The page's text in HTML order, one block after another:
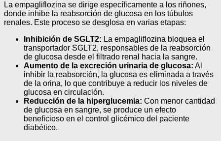
La empagliflozina se dirige específicamente a los riñones,
donde inhibe la reabsorción de glucosa en los túbulos
renales. Este proceso se desglosa en varias etapas:
Inhibición de SGLT2: La empagliflozina bloquea el
transportador SGLT2, responsables de la reabsorción
de glucosa desde el filtrado renal hacia la sangre.
Aumento de la excreción urinaria de glucosa: Al
inhibir la reabsorción, la glucosa es eliminada a través
de la orina, lo que contribuye a reducir los niveles de
glucosa en circulación.
Reducción de la hiperglucemia: Con menor cantidad
de glucosa en sangre, se produce un efecto
beneficioso en el control glicémico del paciente
diabético.